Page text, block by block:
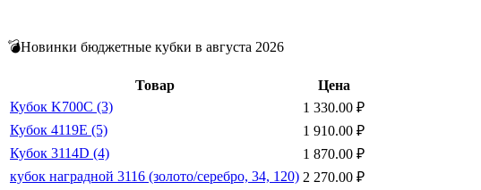
💣Новинки бюджетные кубки в августа 2026
Товар
Цена
Кубок K700C (3)
1 330.00 ₽
Кубок 4119E (5)
1 910.00 ₽
Кубок 3114D (4)
1 870.00 ₽
кубок наградной 3116 (золото/серебро, 34, 120) 2 270.00 ₽